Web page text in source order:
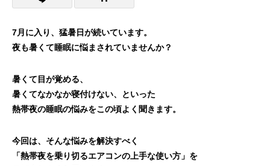
利用者の声
働き続けるための土台
7月に入り、猛暑日が続いています。
夜も暑くて睡眠に悩まされていませんか？
暑くて目が覚める、
暑くてなかなか寝付けない、といった
熱帯夜の睡眠の悩みをこの頃よく聞きます。
今回は、そんな悩みを解決すべく
「熱帯夜を乗り切るエアコンの上手な使い方」を